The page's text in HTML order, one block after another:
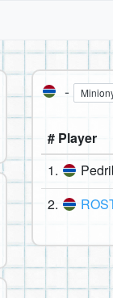
-
# Player
1.
2.